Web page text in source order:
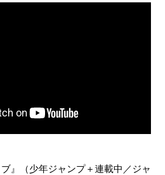
ブ』（少年ジャンプ＋連載中／ジャ